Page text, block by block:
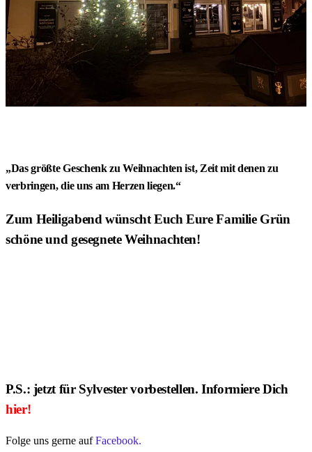
„Das größte Geschenk zu Weihnachten ist, Zeit mit denen zu
verbringen, die uns am Herzen liegen.“
Zum Heiligabend wünscht Euch Eure Familie Grün
schöne und gesegnete Weihnachten!
P.S.: jetzt für Sylvester vorbestellen. Informiere Dich
hier!
Folge uns gerne aufFacebook.